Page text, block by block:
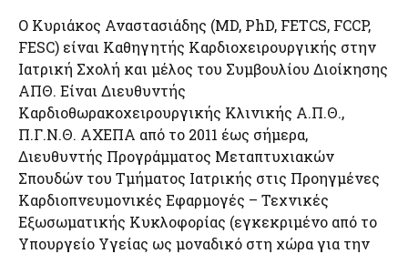
O Κυριάκος Αναστασιάδης (MD, PhD, FETCS, FCCP,
FESC) είναι Καθηγητής Καρδιοχειρουργικής στην
Ιατρική Σχολή και μέλος του Συμβουλίου Διοίκησης
ΑΠΘ. Είναι Διευθυντής
Καρδιοθωρακοχειρουργικής Κλινικής Α.Π.Θ.,
Π.Γ.Ν.Θ. ΑΧΕΠA από το 2011 έως σήμερα,
Διευθυντής Προγράμματος Μεταπτυχιακών
Σπουδών του Τμήματος Ιατρικής στις Προηγμένες
Καρδιοπνευμονικές Εφαρμογές – Τεχνικές
Εξωσωματικής Κυκλοφορίας (εγκεκριμένο από το
Υπουργείο Υγείας ως μοναδικό στη χώρα για την